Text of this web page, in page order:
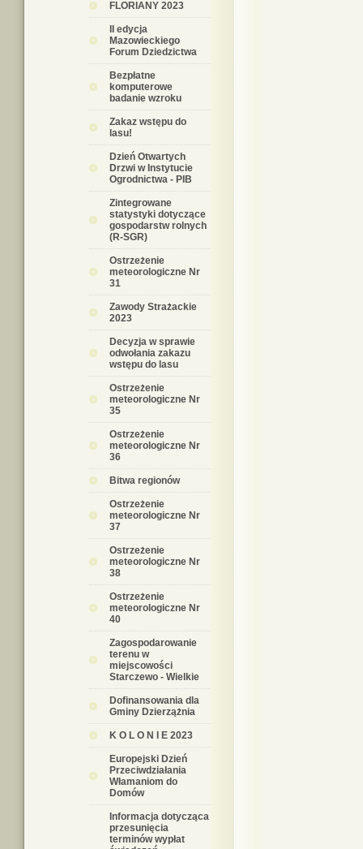
FLORIANY 2023
II edycja
Mazowieckiego
Forum Dziedzictwa
Bezpłatne
komputerowe
badanie wzroku
Zakaz wstępu do
lasu!
Dzień Otwartych
Drzwi w Instytucie
Ogrodnictwa - PIB
Zintegrowane
statystyki dotyczące
gospodarstw rolnych
(R-SGR)
Ostrzeżenie
meteorologiczne Nr
31
Zawody Strażackie
2023
Decyzja w sprawie
odwołania zakazu
wstępu do lasu
Ostrzeżenie
meteorologiczne Nr
35
Ostrzeżenie
meteorologiczne Nr
36
Bitwa regionów
Ostrzeżenie
meteorologiczne Nr
37
Ostrzeżenie
meteorologiczne Nr
38
Ostrzeżenie
meteorologiczne Nr
40
Zagospodarowanie
terenu w
miejscowości
Starczewo - Wielkie
Dofinansowania dla
Gminy Dzierzążnia
K O L O N I E 2023
Europejski Dzień
Przeciwdziałania
Włamaniom do
Domów
Informacja dotycząca
przesunięcia
terminów wypłat